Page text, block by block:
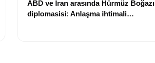
ABD ve İran arasında Hürmüz Boğazı
diplomasisi: Anlaşma ihtimali